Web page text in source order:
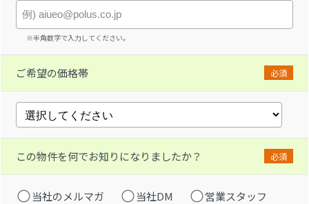
※半角数字で入力してください。
ご希望の価格帯 必須
この物件を何でお知りになりましたか？ 必須
当社のメルマガ 当社DM
営業スタッフ